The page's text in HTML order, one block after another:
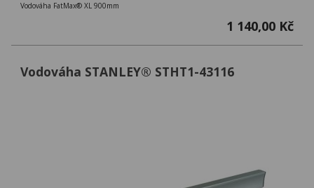
Vodováha FatMax® XL 900mm
1 140,00 Kč
Vodováha STANLEY® STHT1-43116